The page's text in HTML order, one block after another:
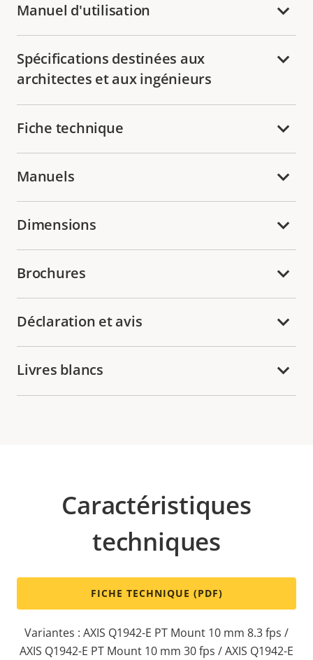
Manuel d'utilisation
Spécifications destinées aux
architectes et aux ingénieurs
Fiche technique
Manuels
Dimensions
Brochures
Déclaration et avis
Livres blancs
Caractéristiques
techniques
FICHE TECHNIQUE (PDF)
Variantes : AXIS Q1942-E PT Mount 10 mm 8.3 fps /
AXIS Q1942-E PT Mount 10 mm 30 fps / AXIS Q1942-E